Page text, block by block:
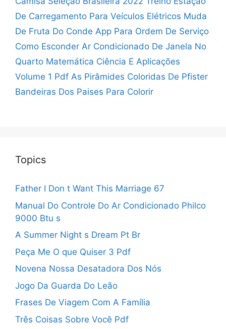
De Carregamento Para Veículos Elétricos Muda
De Fruta Do Conde App Para Ordem De Serviço
Como Esconder Ar Condicionado De Janela No
Quarto Matemática Ciência E Aplicações
Volume 1 Pdf As Pirâmides Coloridas De Pfister
Bandeiras Dos Paises Para Colorir
Topics
Father I Don t Want This Marriage 67
Manual Do Controle Do Ar Condicionado Philco
9000 Btu s
A Summer Night s Dream Pt Br
Peça Me O que Quiser 3 Pdf
Novena Nossa Desatadora Dos Nós
Jogo Da Guarda Do Leão
Frases De Viagem Com A Família
Três Coisas Sobre Você Pdf